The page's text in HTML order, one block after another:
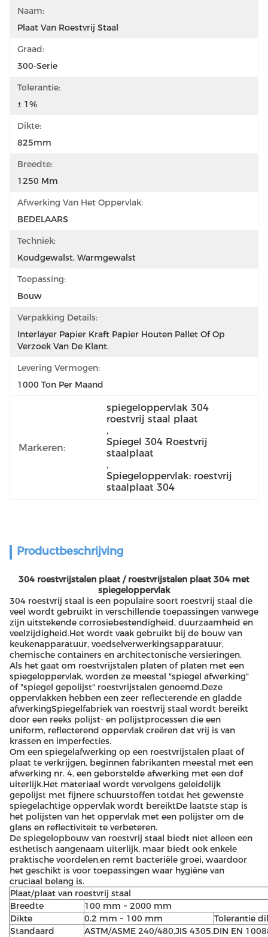
Naam:
Plaat Van Roestvrij Staal
Graad:
300-Serie
Tolerantie:
± 1%
Dikte:
825mm
Breedte:
1250 Mm
Afwerking Van Het Oppervlak:
BEDELAARS
Techniek:
Koudgewalst, Warmgewalst
Toepassing:
Bouw
Verpakking Details:
Interlayer Papier Kraft Papier Houten Pallet Of Op
Verzoek Van De Klant.
Levering Vermogen:
1000 Ton Per Maand
Markeren:
spiegeloppervlak 304
roestvrij staal plaat
,
Spiegel 304 Roestvrij
staalplaat
,
Spiegeloppervlak: roestvrij
staalplaat 304
Productbeschrijving
304 roestvrijstalen plaat / roestvrijstalen plaat 304 met
spiegeloppervlak
304 roestvrij staal is een populaire soort roestvrij staal die
veel wordt gebruikt in verschillende toepassingen vanwege
zijn uitstekende corrosiebestendigheid, duurzaamheid en
veelzijdigheid.Het wordt vaak gebruikt bij de bouw van
keukenapparatuur, voedselverwerkingsapparatuur,
chemische containers en architectonische versieringen.
Als het gaat om roestvrijstalen platen of platen met een
spiegeloppervlak, worden ze meestal "spiegel afwerking"
of "spiegel gepolijst" roestvrijstalen genoemd.Deze
oppervlakken hebben een zeer reflecterende en gladde
afwerkingSpiegelfabriek van roestvrij staal wordt bereikt
door een reeks polijst- en polijstprocessen die een
uniform, reflecterend oppervlak creëren dat vrij is van
krassen en imperfecties.
Om een spiegelafwerking op een roestvrijstalen plaat of
plaat te verkrijgen, beginnen fabrikanten meestal met een
afwerking nr. 4, een geborstelde afwerking met een dof
uiterlijk.Het materiaal wordt vervolgens geleidelijk
gepolijst met fijnere schuurstoffen totdat het gewenste
spiegelachtige oppervlak wordt bereiktDe laatste stap is
het polijsten van het oppervlak met een polijster om de
glans en reflectiviteit te verbeteren.
De spiegelopbouw van roestvrij staal biedt niet alleen een
esthetisch aangenaam uiterlijk, maar biedt ook enkele
praktische voordelen.en remt bacteriële groei, waardoor
het geschikt is voor toepassingen waar hygiëne van
cruciaal belang is.
Plaat/plaat van roestvrij staal
Breedte
100 mm ~ 2000 mm
Dikte
0.2 mm ~ 100 mm
Tolerantie
Standaard
ASTM/ASME 240/480,JIS 4305,DIN EN